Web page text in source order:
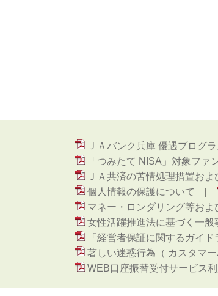
ＪＡバンク兵庫 優遇プログ
「つみたて NISA」対象ファ
ＪＡ共済の苦情処理措置お
個人情報の保護について
マネー・ロンダリング等お
女性活躍推進法に基づく一般
「経営者保証に関するガイ
著しい迷惑行為（ カスタマ
WEB口座振替受付サービス